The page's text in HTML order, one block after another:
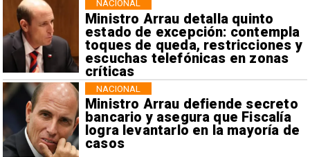
Ministro Arrau detalla quinto
estado de excepción: contempla
toques de queda, restricciones y
escuchas telefónicas en zonas
críticas
NACIONAL
Ministro Arrau defiende secreto
bancario y asegura que Fiscalía
logra levantarlo en la mayoría de
casos
NACIONAL